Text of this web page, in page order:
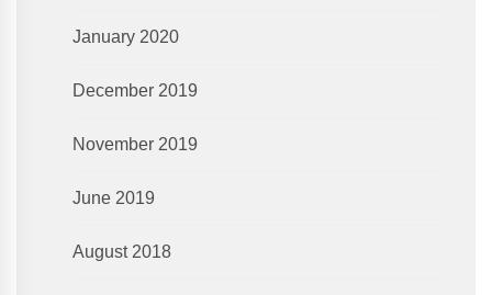
January 2020
December 2019
November 2019
June 2019
August 2018